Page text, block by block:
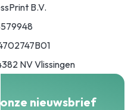
B.V.
NV Vlissingen
onze nieuwsbrief